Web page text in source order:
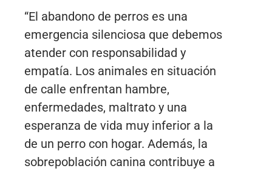
“El abandono de perros es una
emergencia silenciosa que debemos
atender con responsabilidad y
empatía. Los animales en situación
de calle enfrentan hambre,
enfermedades, maltrato y una
esperanza de vida muy inferior a la
de un perro con hogar. Además, la
sobrepoblación canina contribuye a